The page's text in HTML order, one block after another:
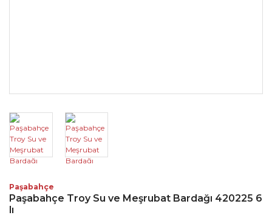
Paşabahçe
Paşabahçe Troy Su ve Meşrubat Bardağı 420225 6
lı